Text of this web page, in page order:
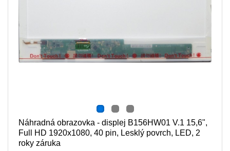
Náhradná obrazovka - displej B156HW01 V.1 15,6",
Full HD 1920x1080, 40 pin, Lesklý povrch, LED, 2
roky záruka